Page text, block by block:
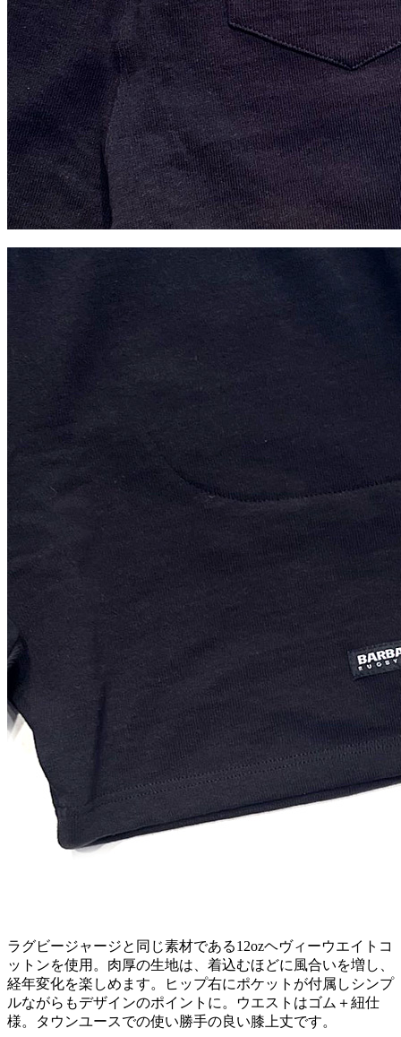
ラグビージャージと同じ素材である12ozヘヴィーウエイトコ
ットンを使用。肉厚の生地は、着込むほどに風合いを増し、
経年変化を楽しめます。ヒップ右にポケットが付属しシンプ
ルながらもデザインのポイントに。ウエストはゴム＋紐仕
様。タウンユースでの使い勝手の良い膝上丈です。